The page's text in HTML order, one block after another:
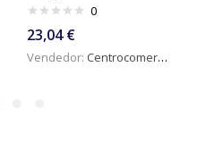
0
23,04€
Vendedor: Centrocomercialdigital